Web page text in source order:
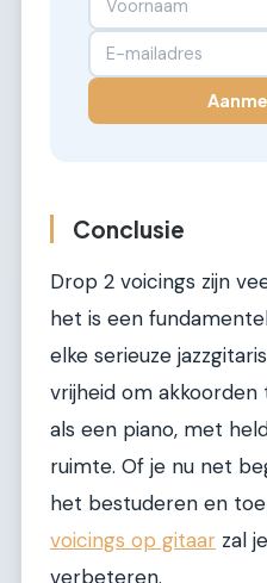
Conclusie
Drop 2 voicings zijn
het is een
elke serieuze
vrijheid om
als een piano, met
ruimte. Of je nu net
het bestuderen en
voicings op gitaar zal
verbeteren.